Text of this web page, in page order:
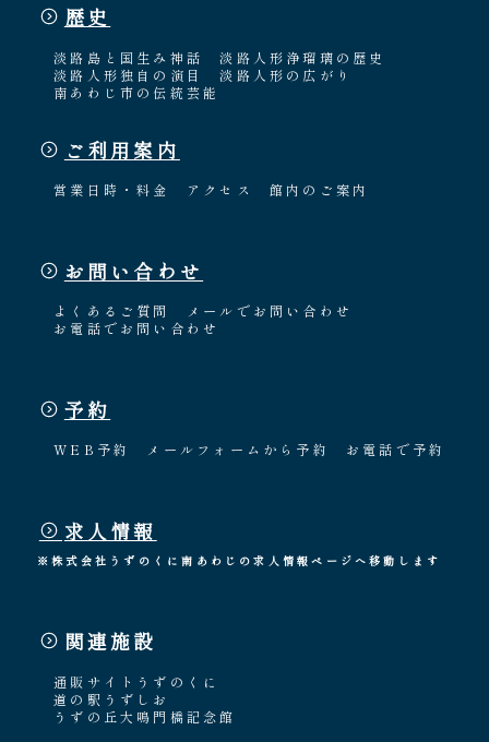
歴史
淡路島と国生み神話
淡路人形浄瑠璃の歴史
淡路人形独自の演目
淡路人形の広がり
南あわじ市の伝統芸能
ご利用案内
営業日時・料金 アクセス 館内のご案内
お問い合わせ
よくあるご質問
メールでお問い合わせ
お電話でお問い合わせ
予約
WEB予約 メールフォームから予約 お電話で予約
求人情報
※株式会社うずのくに南あわじの求人情報ページへ移動します
関連施設
通販サイトうずのくに
道の駅うずしお
うずの丘大鳴門橋記念館